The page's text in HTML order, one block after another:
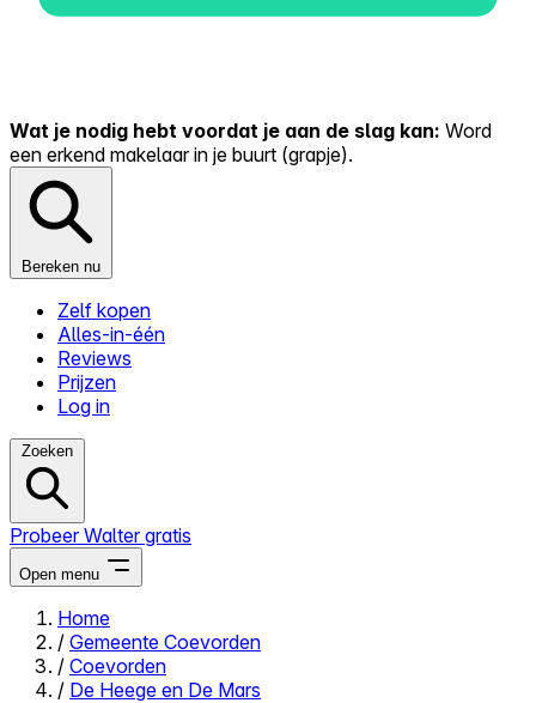
Wat je nodig hebt voordat je aan de slag kan: Word
een erkend makelaar in je buurt (grapje).
Bereken nu
Zelf kopen
Alles-in-één
Reviews
Prijzen
Log in
Zoeken
Probeer Walter gratis
Open menu
Close menu
Home
/ Gemeente Coevorden
/ Coevorden
/ De Heege en De Mars